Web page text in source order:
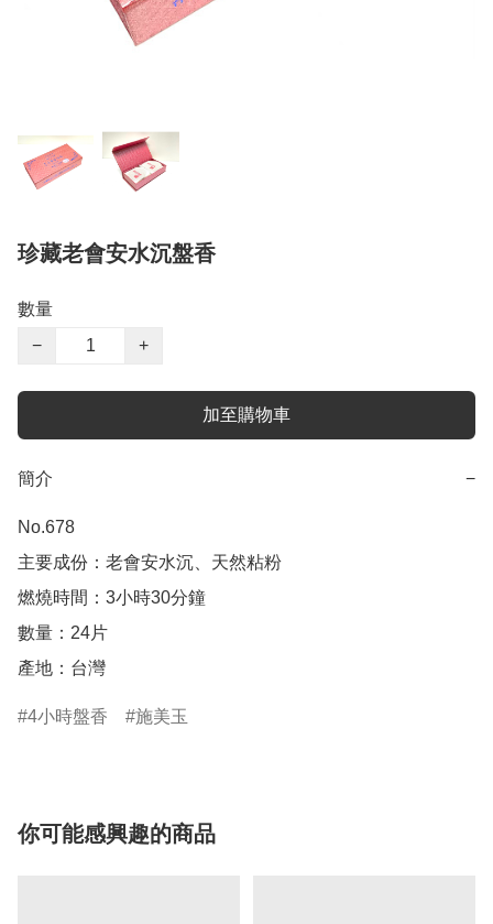
珍藏老會安水沉盤香
數量
−
+
加至購物車
簡介 −
No.678
主要成份：老會安水沉、天然粘粉
燃燒時間：3小時30分鐘
數量：24片
產地：台灣
4小時盤香 施美玉
你可能感興趣的商品